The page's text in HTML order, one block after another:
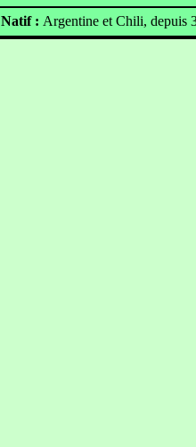
Natif : Argentine et Chili, depuis